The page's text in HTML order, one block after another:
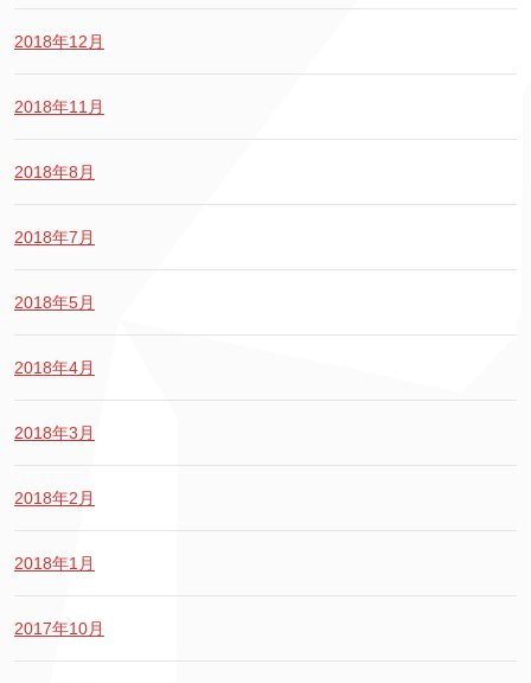
2018年12月
2018年11月
2018年8月
2018年7月
2018年5月
2018年4月
2018年3月
2018年2月
2018年1月
2017年10月